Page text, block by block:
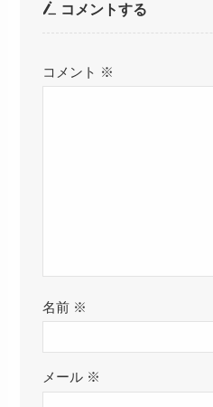
コメントする
コメント ※
名前 ※
メール ※